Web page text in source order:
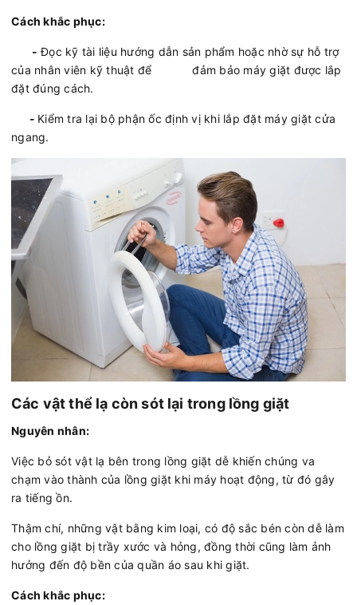
Cách khắc phục:
- Đọc kỹ tài liệu hướng dẫn sản phẩm hoặc nhờ sự hỗ trợ
của nhân viên kỹ thuật để đảm bảo máy giặt được lắp
đặt đúng cách.
- Kiểm tra lại bộ phận ốc định vị khi lắp đặt máy giặt cửa
ngang.
Các vật thể lạ còn sót lại trong lồng giặt
Nguyên nhân:
Việc bỏ sót vật lạ bên trong lồng giặt dễ khiến chúng va
chạm vào thành của lồng giặt khi máy hoạt động, từ đó gây
ra tiếng ồn.
Thậm chí, những vật bằng kim loại, có độ sắc bén còn dễ làm
cho lồng giặt bị trầy xước và hỏng, đồng thời cũng làm ảnh
hưởng đến độ bền của quần áo sau khi giặt.
Cách khắc phục: